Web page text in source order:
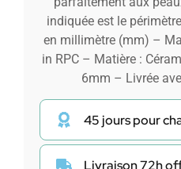
indiquée est le
en millimètre (mm) –
in RPC – Matière :
6mm – Livrée
45 jours pour
Livraison 72h